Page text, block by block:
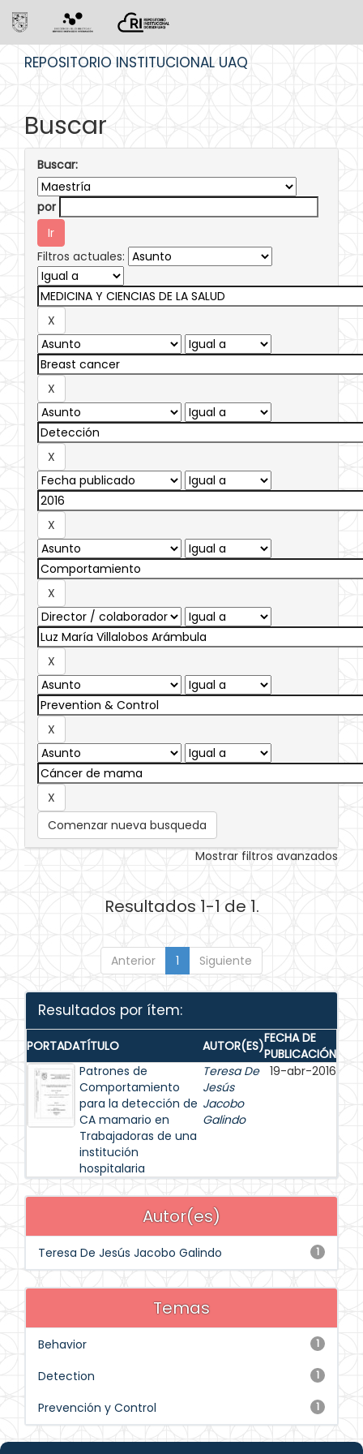
REPOSITORIO INSTITUCIONAL UAQ
Buscar
Buscar:
por
Filtros actuales:
Comenzar nueva busqueda
Mostrar filtros avanzados
Resultados 1-1 de 1.
Anterior 1 Siguiente
Resultados por ítem:
PORTADATÍTULO AUTOR(ES)FECHA DE
PUBLICACIÓN
Patrones de
Comportamiento
para la detección de
CA mamario en
Trabajadoras de una
institución
hospitalaria
Teresa De
Jesús
Jacobo
Galindo
19-abr-2016
Autor(es)
1
Teresa De Jesús Jacobo Galindo
Temas
1
Behavior
1
Detection
1
Prevención y Control